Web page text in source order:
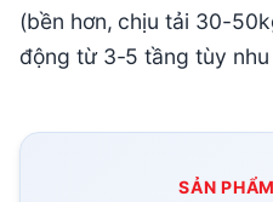
(bền hơn, chịu tải 30-
động từ 3-5 tầng tùy
SẢN